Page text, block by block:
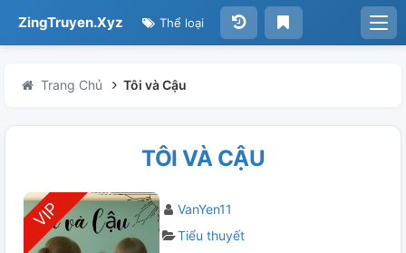
ZingTruyen.Xyz Thể loại
Trang Chủ Tôi và Cậu
TÔI VÀ CẬU
VanYen11
Tiểu thuyết